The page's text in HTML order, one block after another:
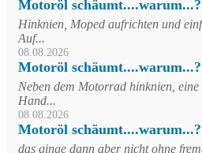
Motoröl
Hinknien, Moped aufrichten und
Auf...
08.08.2026
Motoröl
Neben dem Motorrad hinknien,
Hand...
08.08.2026
Motoröl
das ginge dann aber nicht ohne